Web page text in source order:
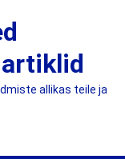
allikas teile ja